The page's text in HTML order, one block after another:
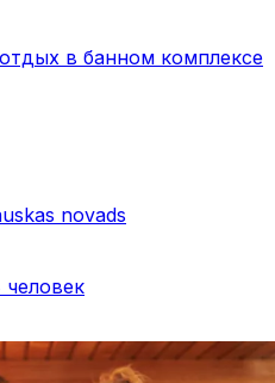
в банном комплексе
novads